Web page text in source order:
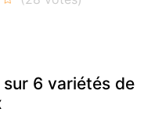
sur 6 variétés de